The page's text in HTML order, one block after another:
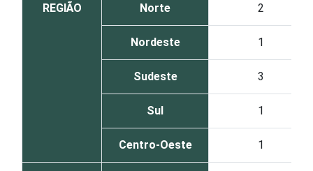
REGIÃO Norte 2
Nordeste 1
Sudeste 3
Sul 1
Centro-Oeste 1